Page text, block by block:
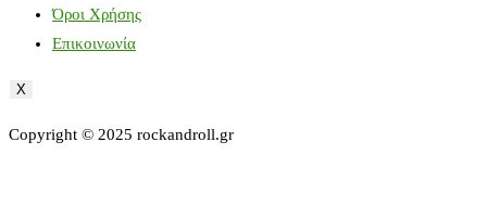
Όροι Χρήσης
Επικοινωνία
X
Copyright © 2025 rockandroll.gr